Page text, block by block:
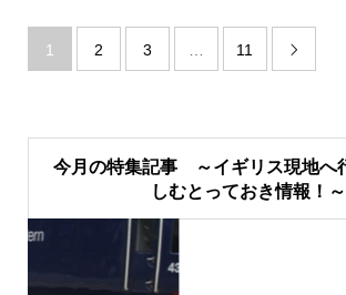
1 2 3 … 11 
今月の特集記事 ～イギリス現地へ
しむとっておき情報！～